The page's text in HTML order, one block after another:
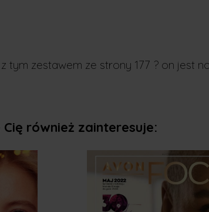
tym zestawem ze strony 177 ? on jest
Cię również zainteresuje: